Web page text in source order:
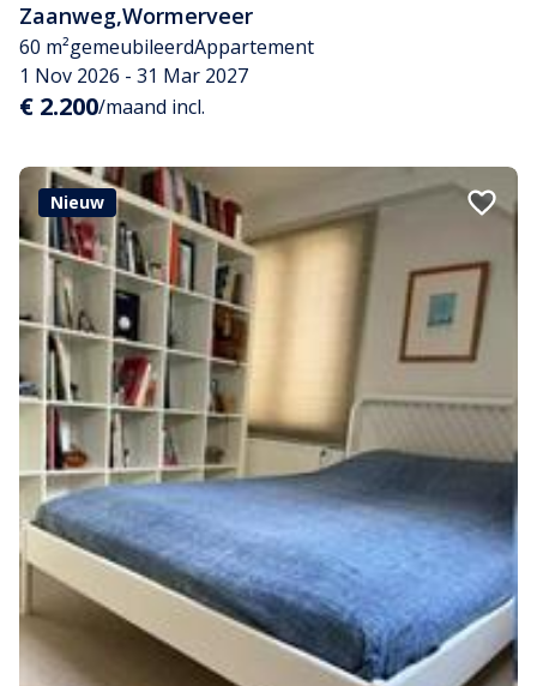
Zaanweg,Wormerveer
60 m²gemeubileerdAppartement
1 Nov 2026 - 31 Mar 2027
€ 2.200/maand incl.
Nieuw